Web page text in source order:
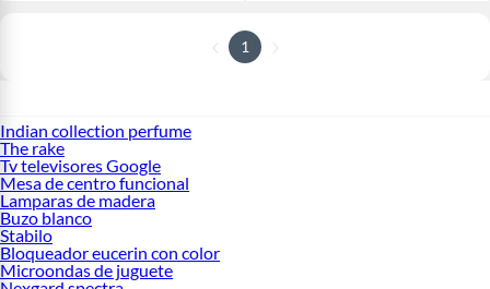
1
Indian collection perfume
The rake
Tv televisores Google
Mesa de centro funcional
Lamparas de madera
Buzo blanco
Stabilo
Bloqueador eucerin con color
Microondas de juguete